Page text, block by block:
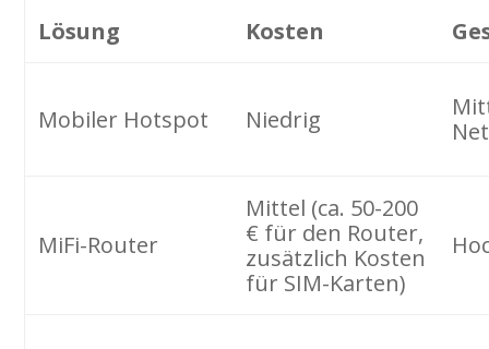
Lösung Kosten
Mobiler Hotspot Niedrig
MiFi-Router
Mittel (ca. 50-200
€ für den Router,
zusätzlich Kosten
für SIM-Karten)